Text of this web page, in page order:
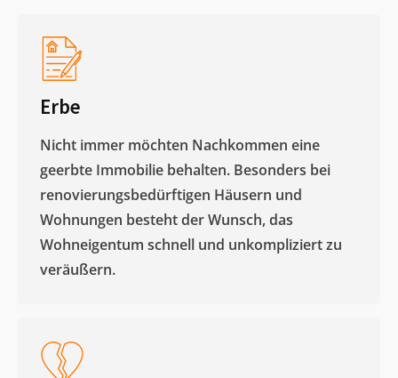
Erbe
Nicht immer möchten Nachkommen eine
geerbte Immobilie behalten. Besonders bei
renovierungsbedürftigen Häusern und
Wohnungen besteht der Wunsch, das
Wohneigentum schnell und unkompliziert zu
veräußern. ​